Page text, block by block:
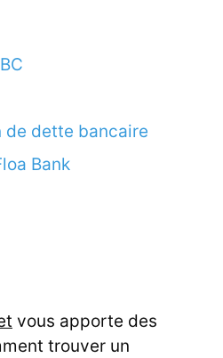
de dette bancaire
Bank
vous apporte des
trouver un